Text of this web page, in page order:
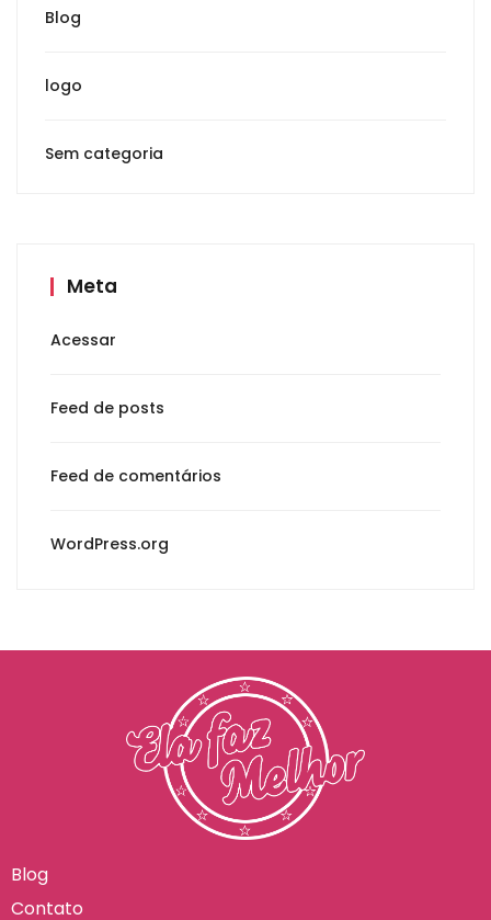
Blog
logo
Sem categoria
Meta
Acessar
Feed de posts
Feed de comentários
WordPress.org
Blog
Contato